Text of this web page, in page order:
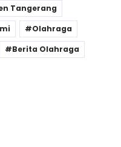
Tangerang
Olahraga
Berita Olahraga